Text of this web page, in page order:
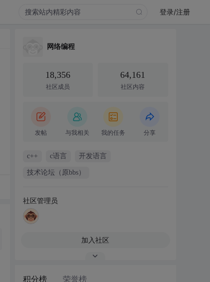
登录/注册
网络编程
18,356
社区成员
64,161
社区内容
发帖 与我相关 我的任务 分享
c++ c语言 开发语言
技术论坛（原bbs）
社区管理员
加入社区
积分榜 荣誉榜